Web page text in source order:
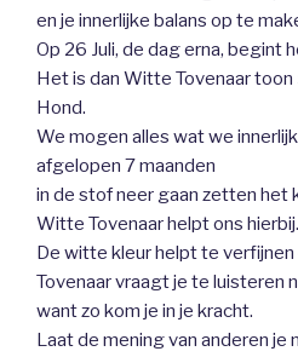
en je innerlijke balans op te
Op 26 Juli, de dag erna, begint
Het is dan Witte Tovenaar
Hond.
We mogen alles wat we
afgelopen 7 maanden
in de stof neer gaan zetten het
Witte Tovenaar helpt ons hierbij.
De witte kleur helpt te verfijnen
Tovenaar vraagt je te luisteren
want zo kom je in je kracht.
Laat de mening van anderen je